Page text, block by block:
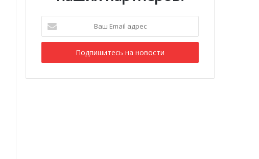
Email
адрес